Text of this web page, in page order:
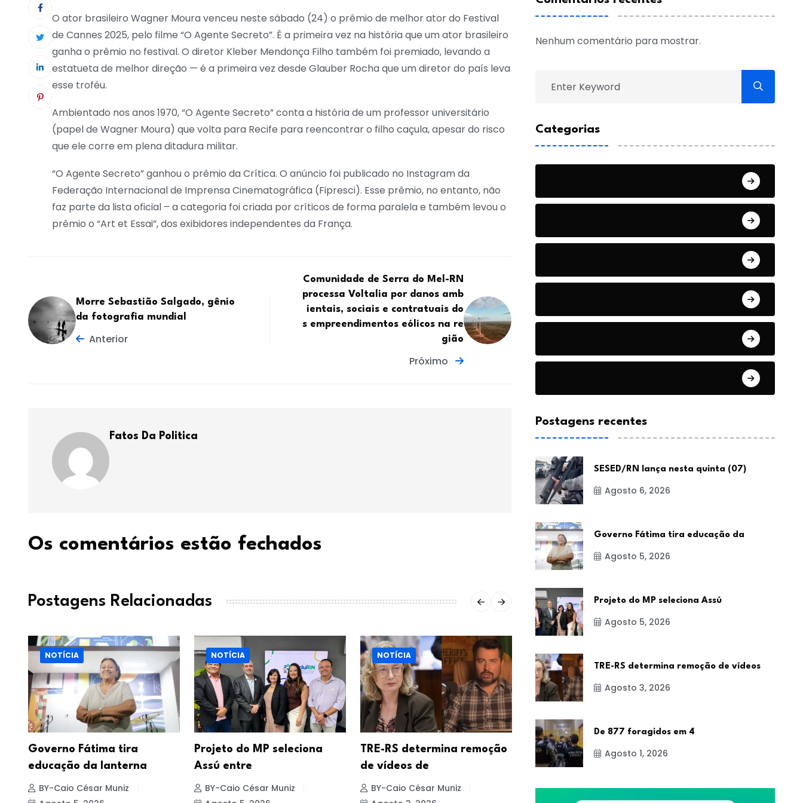
O ator brasileiro Wagner Moura venceu neste sábado (24) o prêmio de melhor ator do Festival
de Cannes 2025, pelo filme “O Agente Secreto”. É a primeira vez na história que um ator brasileiro
ganha o prêmio no festival. O diretor Kleber Mendonça Filho também foi premiado, levando a
estatueta de melhor direção — é a primeira vez desde Glauber Rocha que um diretor do país leva
esse troféu.
Ambientado nos anos 1970, “O Agente Secreto” conta a história de um professor universitário
(papel de Wagner Moura) que volta para Recife para reencontrar o filho caçula, apesar do risco
que ele corre em plena ditadura militar.
“O Agente Secreto” ganhou o prêmio da Crítica. O anúncio foi publicado no Instagram da
Federação Internacional de Imprensa Cinematográfica (Fipresci). Esse prêmio, no entanto, não
faz parte da lista oficial – a categoria foi criada por críticos de forma paralela e também levou o
prêmio o “Art et Essai”, dos exibidores independentes da França.
Morre Sebastião Salgado, gênio
da fotografia mundial
Anterior
Comunidade de Serra do Mel-RN
processa Voltalia por danos amb
ientais, sociais e contratuais do
s empreendimentos eólicos na re
gião
Próximo
Fatos Da Politica
Os comentários estão fechados
Postagens Relacionadas
NOTÍCIA
Governo Fátima tira
educação da lanterna
BY-Caio César Muniz
NOTÍCIA
Projeto do MP seleciona
Assú entre
BY-Caio César Muniz
NOTÍCIA
TRE-RS determina remoção
de vídeos de
BY-Caio César Muniz
NOTÍCIA
De 877 foragidos em 4 anos
Agosto 1, 2026
BY-Caio César Muniz
Nenhum comentário para mostrar.
Categorias
Postagens recentes
SESED/RN lança nesta quinta (07)
Agosto 6, 2026
Governo Fátima tira educação da
Agosto 5, 2026
Projeto do MP seleciona Assú
Agosto 5, 2026
TRE-RS determina remoção de vídeos
Agosto 3, 2026
De 877 foragidos em 4
Agosto 1, 2026